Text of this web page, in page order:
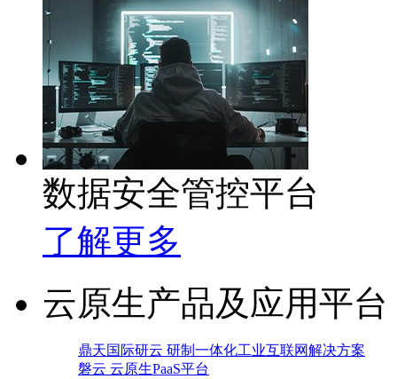
数据安全管控平台
了解更多
云原生产品及应用平台
鼎天国际研云 研制一体化工业互联网解决方案
磐云 云原生PaaS平台